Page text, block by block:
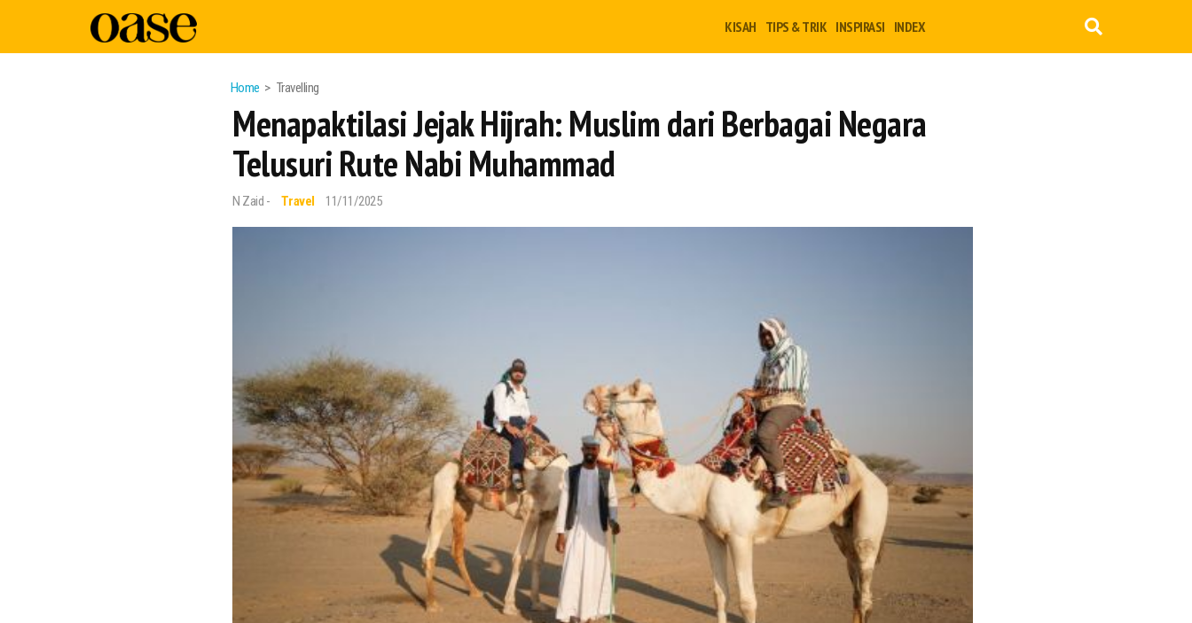
KISAH TIPS & TRIK INSPIRASI INDEX
Home Travelling
Menapaktilasi Jejak Hijrah: Muslim dari Berbagai Negara
Telusuri Rute Nabi Muhammad
N Zaid - Travel 11/11/2025